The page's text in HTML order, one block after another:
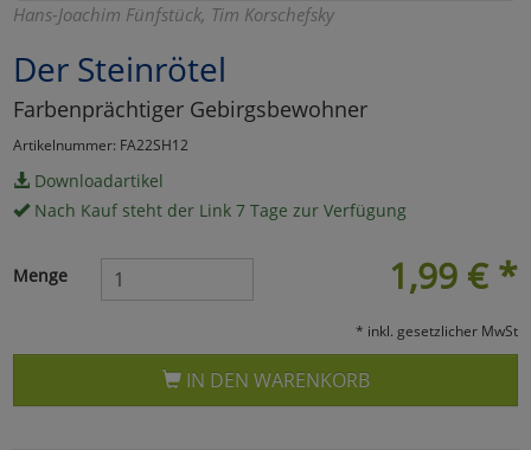
Hans-Joachim Fünfstück, Tim Korschefsky
Der Steinrötel
Farbenprächtiger Gebirgsbewohner
Artikelnummer: FA22SH12
Downloadartikel
Nach Kauf steht der Link 7 Tage zur Verfügung
1,99 € *
Menge
* inkl. gesetzlicher MwSt
IN DEN WARENKORB
Umfragetools
Cookies
Alle Akzeptieren
zurück
zu Haupptseite